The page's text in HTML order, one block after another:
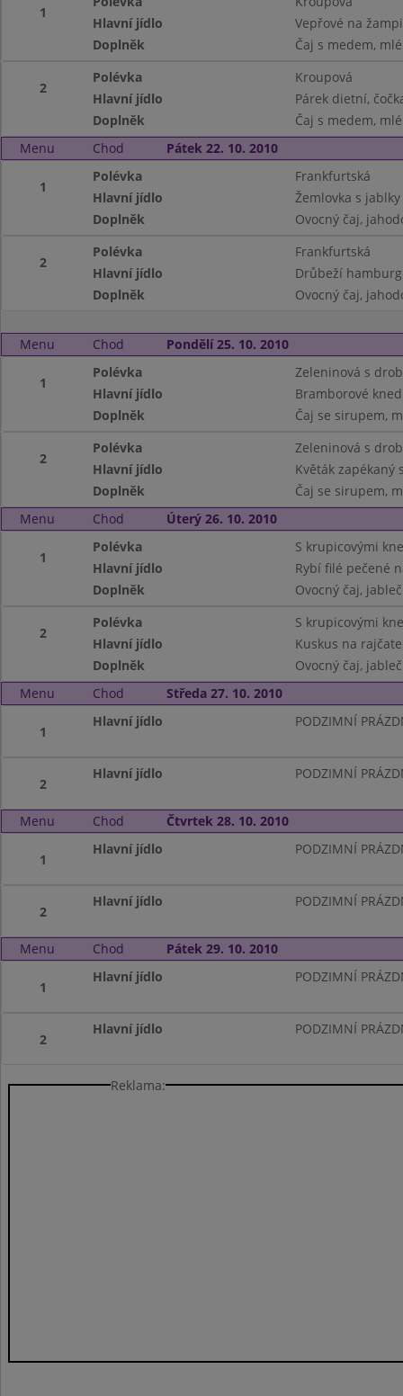
1
Hlavní jídlo
Vepřové na
Doplněk
Čaj s medem,
2
Polévka
Kroupová
Hlavní jídlo
Párek dietní,
Doplněk
Čaj s medem,
Menu
Chod Pátek 22. 10. 2010
1
Polévka
Frankfurtská
Hlavní jídlo
Žemlovka s
Doplněk
Ovocný čaj,
2
Polévka
Frankfurtská
Hlavní jídlo
Drůbeží
Doplněk
Ovocný čaj,
Menu Chod Pondělí 25. 10. 2010
1
Polévka
Zeleninová s
Hlavní jídlo
Bramborové
Doplněk
Čaj se sirupem,
2
Polévka
Zeleninová s
Hlavní jídlo
Květák zapékaný
Doplněk
Čaj se sirupem,
Menu
Chod Úterý 26. 10. 2010
1
Polévka
S krupicovými
Hlavní jídlo
Rybí filé pečené
Doplněk
Ovocný čaj,
2
Polévka
S krupicovými
Hlavní jídlo
Kuskus na
Doplněk
Ovocný čaj,
Menu
Chod Středa 27. 10. 2010
1
Hlavní jídlo PODZIMNÍ
2
Hlavní jídlo PODZIMNÍ
Menu Chod Čtvrtek 28. 10. 2010
1
Hlavní jídlo PODZIMNÍ
2
Hlavní jídlo PODZIMNÍ
Menu Chod Pátek 29. 10. 2010
1
Hlavní jídlo PODZIMNÍ
2
Hlavní jídlo PODZIMNÍ
Reklama: